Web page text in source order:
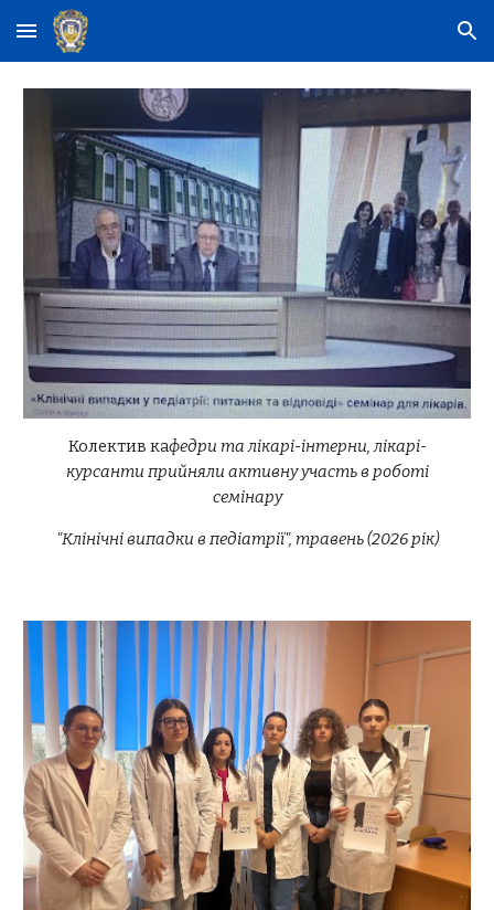
Skip to main content Skip to navigation
Колектив кафедри та лікарі-інтерни, лікарі-
курсанти прийняли активну участь в роботі
семінару
"Клінічні випадки в педіатрії", травень (2026 рік)